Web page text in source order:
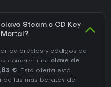
Steam o CD Key
de precios y códigos de
comprar una clave de
€. Esta oferta está
de las más baratas del